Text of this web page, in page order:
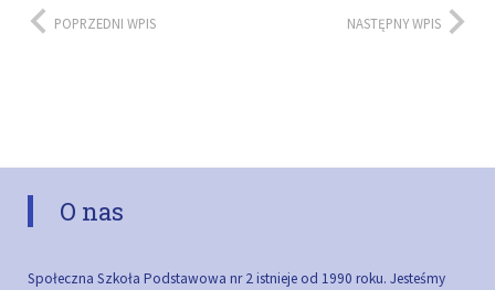
POPRZEDNI WPIS NASTĘPNY WPIS
O nas
Społeczna Szkoła Podstawowa nr 2 istnieje od 1990 roku. Jesteśmy